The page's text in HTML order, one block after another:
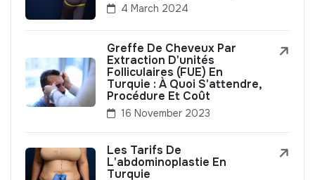
4 March 2024
Greffe De Cheveux Par
Extraction D'unités
Folliculaires (FUE) En
Turquie : À Quoi S'attendre,
Procédure Et Coût
16 November 2023
Les Tarifs De
L'abdominoplastie En
Turquie